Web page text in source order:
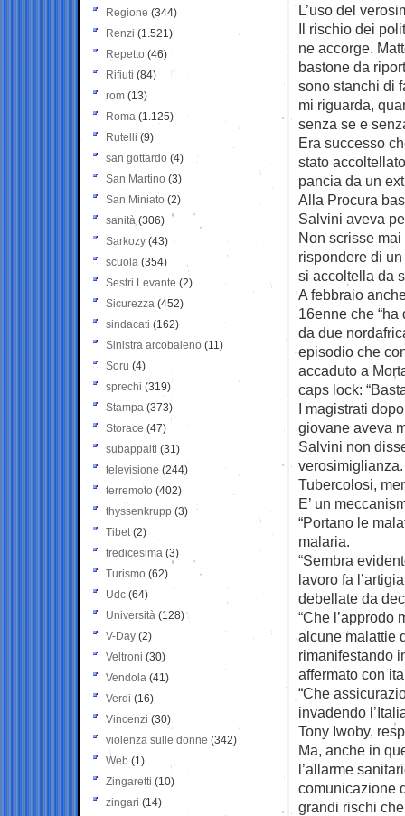
L’uso del
Il rischio dei
ne accorge.
bastone da
sono stanchi di
mi riguarda,
senza se e
Era successo
stato
pancia da un
Alla Procura
Salvini aveva
Non scrisse mai
rispondere di
si accoltella da
A febbraio
16enne che
da due
episodio che
accaduto a
caps lock:
I magistrati
giovane aveva
Salvini non
Tubercolosi,
E’ un
“Portano le
malaria.
“Sembra
lavoro fa
debellate da
“Che l’approdo
alcune malattie
rimanifestando
affermato con
“Che
invadendo
Tony Iwoby,
Ma, anche in
l’allarme
comunicazione
grandi rischi
Regione (344)
Renzi (1.521)
Repetto (46)
Rifiuti (84)
rom (13)
Roma (1.125)
Rutelli (9)
san gottardo (4)
San Martino (3)
San Miniato (2)
sanità (306)
Sarkozy (43)
scuola (354)
Sestri Levante (2)
Sicurezza (452)
sindacati (162)
Sinistra arcobaleno (11)
Soru (4)
sprechi (319)
Stampa (373)
Storace (47)
subappalti (31)
televisione(244)
terremoto (402)
thyssenkrupp (3)
Tibet(2)
tredicesima (3)
Turismo (62)
Udc (64)
Università (128)
V-Day (2)
Veltroni (30)
Vendola (41)
Verdi (16)
Vincenzi (30)
violenza sulle donne (342)
Web (1)
Zingaretti (10)
zingari (14)